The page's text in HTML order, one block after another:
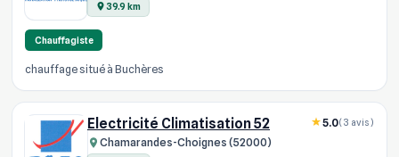
39.9 km
Chauffagiste
chauffage situé à Buchères
Electricité Climatisation 52
Chamarandes-Choignes (52000)
5.0(3 avis)